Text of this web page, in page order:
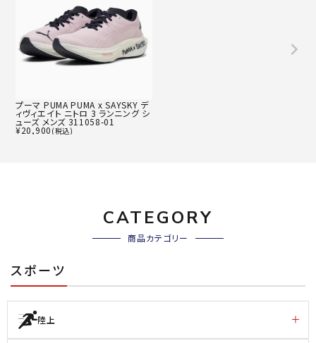
プーマ PUMA PUMA x SAYSKY デ
ィヴィエイト ニトロ 3 ランニング シ
ューズ メンズ 311058-01
¥20,900(税込)
CATEGORY
商品カテゴリー
スポーツ
陸上